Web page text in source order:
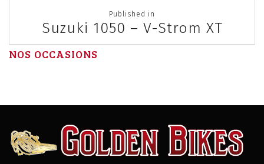
navigation
Published in
Suzuki 1050 – V-Strom XT
NOS OCCASIONS